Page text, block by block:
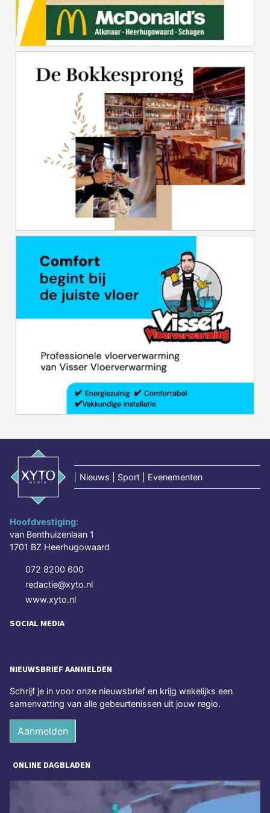
Nieuws | Sport | Evenementen
Hoofdvestiging:
van Benthuizenlaan 1
1701 BZ Heerhugowaard
072 8200 600
redactie@xyto.nl
www.xyto.nl
SOCIAL MEDIA
NIEUWSBRIEF AANMELDEN
Schrijf je in voor onze nieuwsbrief en krijg wekelijks een
samenvatting van alle gebeurtenissen uit jouw regio.
Aanmelden
ONLINE DAGBLADEN